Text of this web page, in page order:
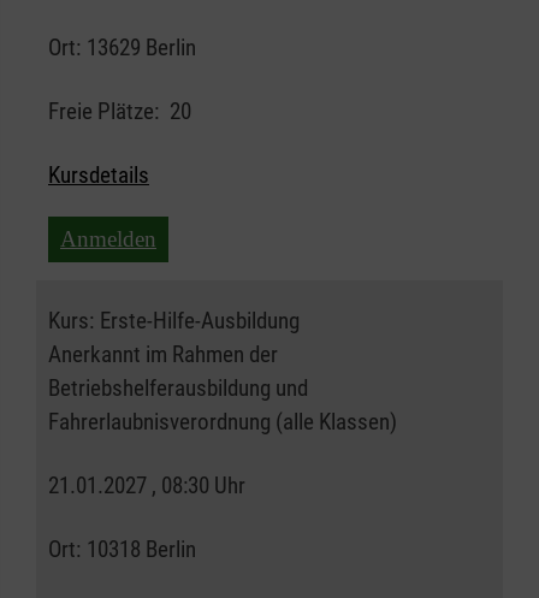
Ort: 13629 Berlin
Freie Plätze: 20
Kursdetails
Anmelden
Kurs: Erste-Hilfe-Ausbildung
Anerkannt im Rahmen der
Betriebshelferausbildung und
Fahrerlaubnisverordnung (alle Klassen)
21.01.2027 , 08:30 Uhr
Ort: 10318 Berlin